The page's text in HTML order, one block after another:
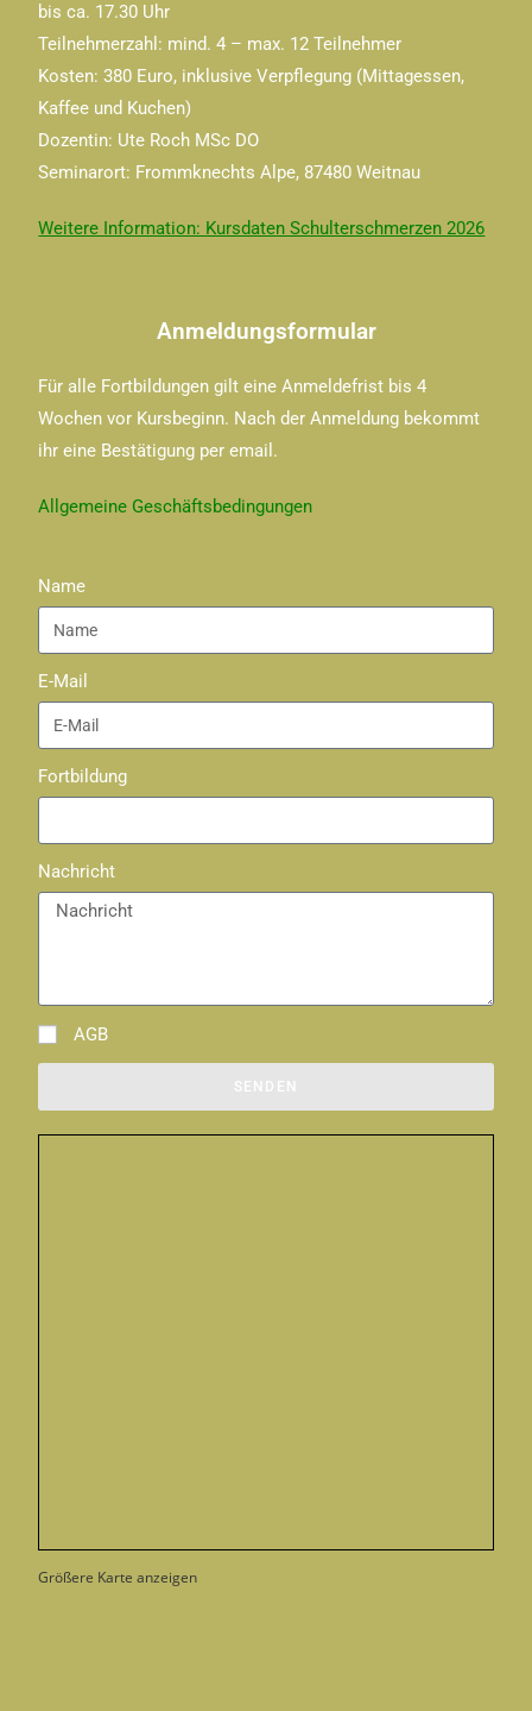
bis ca. 17.30 Uhr
Teilnehmerzahl: mind. 4 – max. 12 Teilnehmer
Kosten: 380 Euro, inklusive Verpflegung (Mittagessen,
Kaffee und Kuchen)
Dozentin: Ute Roch MSc DO
Seminarort: Frommknechts Alpe, 87480 Weitnau
Weitere Information: Kursdaten Schulterschmerzen 2026
Anmeldungsformular
Für alle Fortbildungen gilt eine Anmeldefrist bis 4
Wochen vor Kursbeginn. Nach der Anmeldung bekommt
ihr eine Bestätigung per email.
Allgemeine Geschäftsbedingungen
Name
E-Mail
Fortbildung
Nachricht
AGB
SENDEN
Größere Karte anzeigen